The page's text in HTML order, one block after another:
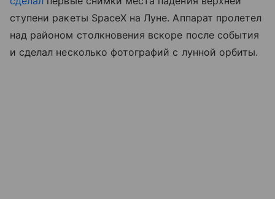
ступени ракеты SpaceX на Луне. Аппарат пролетел
над районом столкновения вскоре после события
и сделал несколько фотографий с лунной орбиты.